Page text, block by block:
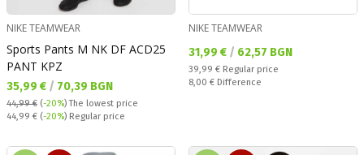
NIKE TEAMWEAR
Sports Pants M NK DF ACD25
PANT KPZ
Текуща цена:
35,99 € / 70,39 BGN
44,99 € (-20%)The lowest price
Regular price:
44,99 € (-20%) Regular price
NIKE TEAMWEAR
Текуща цена:
31,99 € / 62,57 BGN
Regular price:
39,99 € Regular price
Спестявате:
8,00 € Difference